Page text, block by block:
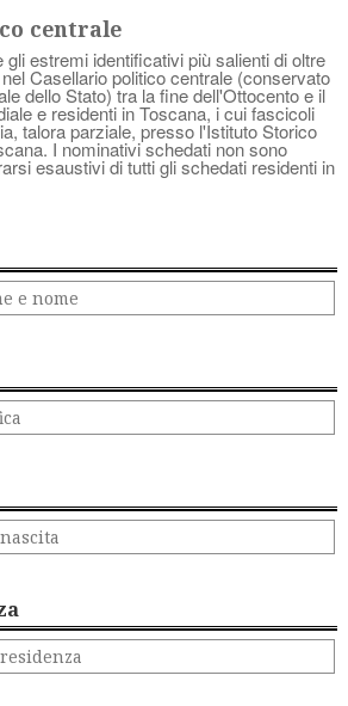
centrale
gli estremi identificativi più salienti di oltre
Casellario politico centrale (conservato
dello Stato) tra la fine dell'Ottocento e il
e residenti in Toscana, i cui fascicoli
talora parziale, presso l'Istituto Storico
I nominativi schedati non sono
esaustivi di tutti gli schedati residenti in